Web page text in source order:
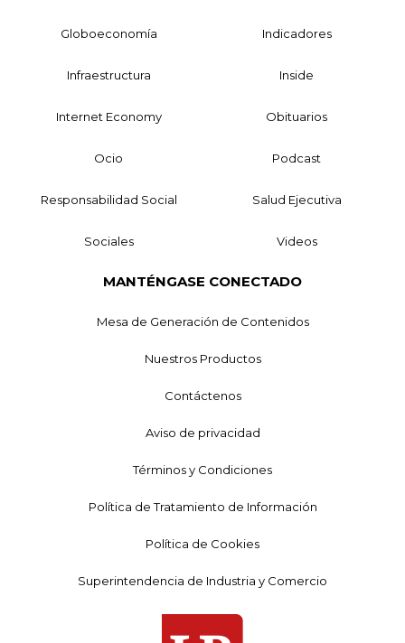
Globoeconomía Indicadores
Infraestructura Inside
Internet Economy Obituarios
Ocio Podcast
Responsabilidad Social Salud Ejecutiva
Sociales Videos
MANTÉNGASE CONECTADO
Mesa de Generación de Contenidos
Nuestros Productos
Contáctenos
Aviso de privacidad
Términos y Condiciones
Política de Tratamiento de Información
Política de Cookies
Superintendencia de Industria y Comercio